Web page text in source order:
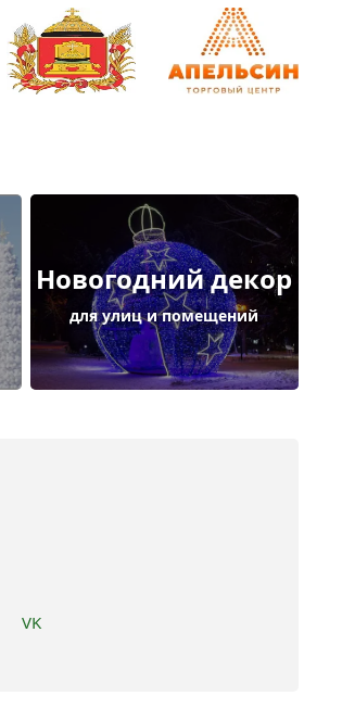
Новогодний декор
для улиц и помещений
VK